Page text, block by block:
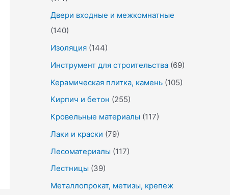
Двери входные и межкомнатные
(140)
Изоляция (144)
Инструмент для строительства (69)
Керамическая плитка, камень (105)
Кирпич и бетон (255)
Кровельные материалы (117)
Лаки и краски (79)
Лесоматериалы (117)
Лестницы (39)
Металлопрокат, метизы, крепеж